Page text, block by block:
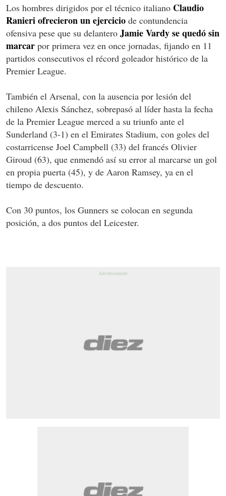
Los hombres dirigidos por el técnico italiano Claudio
Ranieri ofrecieron un ejercicio de contundencia
ofensiva pese que su delantero Jamie Vardy se quedó sin
marcar por primera vez en once jornadas, fijando en 11
partidos consecutivos el récord goleador histórico de la
Premier League.
También el Arsenal, con la ausencia por lesión del
chileno Alexis Sánchez, sobrepasó al líder hasta la fecha
de la Premier League merced a su triunfo ante el
Sunderland (3-1) en el Emirates Stadium, con goles del
costarricense Joel Campbell (33) del francés Olivier
Giroud (63), que enmendó así su error al marcarse un gol
en propia puerta (45), y de Aaron Ramsey, ya en el
tiempo de descuento.
Con 30 puntos, los Gunners se colocan en segunda
posición, a dos puntos del Leicester.